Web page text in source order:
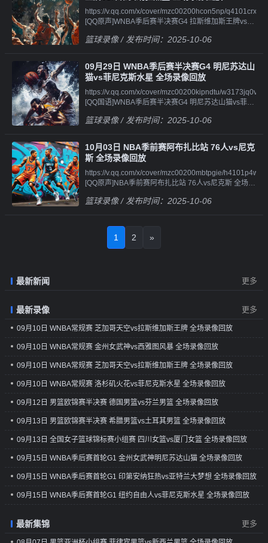
[QQ国语]WNBA季后赛半决赛G2 菲尼克斯水星vs明尼
苏达山猫 第二节 录
像||||||https://v.qq.com/x/cover/mzc00200c6xn9li/
苏达山猫 第三节 录
[QQ国语]WNBA季后赛半决赛G2 菲尼克斯水星vs明尼
苏达山猫 第四节 录
像||||||https://v.qq.com/x/cover/mzc00200c6xn9li/
[QQ国语]WNBA季后赛半决赛G2 菲尼克斯水星vs明尼
苏达山猫 加时赛 录
[QQ原声]WNBA季后赛半决赛G2 菲尼克斯水星vs明尼
放||||||https://v.qq.com/x/cover/mzc00200c6xn9li/
[QQ原声]WNBA季后赛半决赛G2 菲尼克斯水星vs明尼
苏达山猫 第一节 录
像||||||https://v.qq.com/x/cover/mzc00200c6xn9li/
[QQ原声]WNBA季后赛半决赛G2 菲尼克斯水星vs明尼
苏达山猫 第二节 录
像||||||https://v.qq.com/x/cover/mzc00200c6xn9li/
苏达山猫 第三节 录
像||||||https://v.qq.com/x/cover/mzc00200c6xn9li/
[QQ原声]WNBA季后赛半决赛G2 菲尼克斯水星vs明尼
[QQ原声]WNBA季后赛半决赛G2 菲尼克斯水星vs明尼
https://v.qq.com/x/cover/mzc00200hcon5np/
[QQ原声]WNBA季后赛半决赛G4 拉斯维加斯王牌vs印
放||||||https://v.qq.com/x/cover/mzc00200hcon5np/
第安纳狂热星 第一节 录
像||||||https://v.qq.com/x/cover/mzc00200hcon5np/
[QQ原声]WNBA季后赛半决赛G4 拉斯维加斯王牌vs印
第安纳狂热星 第二节 录
像||||||https://v.qq.com/x/cover/mzc00200hcon5np/
第安纳狂热星 第三节 录
[QQ原声]WNBA季后赛半决赛G4 拉斯维加斯王牌vs印
第安纳狂热星 第四节 录像
篮球录像/ 发布时间：2025-10-06
09月29日 WNBA季后赛半决赛G4 明尼苏达山
猫vs菲尼克斯水星 全场录像回放
https://v.qq.com/x/cover/mzc00200kipndtu/
[QQ国语]WNBA季后赛半决赛G4 明尼苏达山猫vs菲尼
放||||||https://v.qq.com/x/cover/mzc00200kipndtu/
克斯水星 第一节 录
像||||||https://v.qq.com/x/cover/mzc00200kipndtu/
[QQ国语]WNBA季后赛半决赛G4 明尼苏达山猫vs菲尼
克斯水星 第二节 录
像||||||https://v.qq.com/x/cover/mzc00200kipndtu/
克斯水星 第三节 录
[QQ国语]WNBA季后赛半决赛G4 明尼苏达山猫vs菲尼
克斯水星 第四节 录
放||||||https://v.qq.com/x/cover/mzc00200kipndtu/
[QQ原声]WNBA季后赛半决赛G4 明尼苏达山猫vs菲尼
像||||||https://v.qq.com/x/cover/mzc00200kipndtu/
[QQ原声]WNBA季后赛半决赛G4 明尼苏达山猫vs菲尼
克斯水星 第二节 录
[QQ原声]WNBA季后赛半决赛G4 明尼苏达山猫vs菲尼
像||||||https://v.qq.com/x/cover/mzc00200kipndtu/
克斯水星 第四节 录像
篮球录像/ 发布时间：2025-10-06
10月03日 NBA季前赛阿布扎比站 76人vs尼克
斯 全场录像回放
https://v.qq.com/x/cover/mzc00200mbtpgie/
[QQ原声]NBA季前赛阿布扎比站 76人vs尼克斯 全场录
放||||||https://v.qq.com/x/cover/mzc00200mbtpgie/
像||||||https://v.qq.com/x/cover/mzc00200mbtpgie/
[QQ国语]NBA季前赛阿布扎比站 76人vs尼克斯 第四节
像||||||https://v.qq.com/x/cover/mzc00200mbtpgie/
录
[QQ原声]NBA季前赛阿布扎比站 76人vs尼克斯 第二节
像||||||https://v.qq.com/x/cover/mzc00200mbtpgie/
[QQ原声]NBA季前赛阿布扎比站 76人vs尼克斯 第三节
录
像||||||https://v.qq.com/x/cover/mzc00200mbtpgie/
录像
篮球录像/ 发布时间：2025-10-06
1 2 »
最新新闻 更多
最新录像 更多
09月10日 WNBA常规赛 芝加哥天空vs拉斯维加斯王牌 全场录像回放
09月10日 WNBA常规赛 金州女武神vs西雅图风暴 全场录像回放
09月10日 WNBA常规赛 芝加哥天空vs拉斯维加斯王牌 全场录像回放
09月10日 WNBA常规赛 洛杉矶火花vs菲尼克斯水星 全场录像回放
09月12日 男篮欧锦赛半决赛 德国男篮vs芬兰男篮 全场录像回放
09月13日 男篮欧锦赛半决赛 希腊男篮vs土耳其男篮 全场录像回放
09月13日 全国女子篮球锦标赛小组赛 四川女篮vs厦门女篮 全场录像回放
09月15日 WNBA季后赛首轮G1 金州女武神明尼苏达山猫 全场录像回放
09月15日 WNBA季后赛首轮G1 印第安纳狂热vs亚特兰大梦想 全场录像回放
09月15日 WNBA季后赛首轮G1 纽约自由人vs菲尼克斯水星 全场录像回放
最新集锦 更多